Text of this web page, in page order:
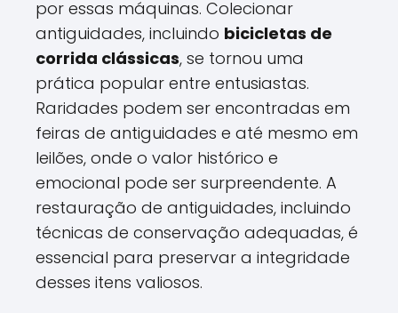
por essas máquinas. Colecionar
antiguidades, incluindo bicicletas de
corrida clássicas, se tornou uma
prática popular entre entusiastas.
Raridades podem ser encontradas em
feiras de antiguidades e até mesmo em
leilões, onde o valor histórico e
emocional pode ser surpreendente. A
restauração de antiguidades, incluindo
técnicas de conservação adequadas, é
essencial para preservar a integridade
desses itens valiosos.